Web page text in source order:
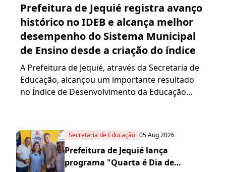
Prefeitura de Jequié registra avanço
histórico no IDEB e alcança melhor
desempenho do Sistema Municipal
de Ensino desde a criação do índice
A Prefeitura de Jequié, através da Secretaria de
Educação, alcançou um importante resultado
no Índice de Desenvolvimento da Educação
Secretaria de Educação 05 Aug 2026
Prefeitura de Jequié lança
programa "Quarta é Dia de